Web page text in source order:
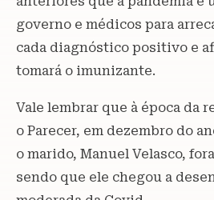
governo e médicos para
cada diagnóstico positivo e
tomará o imunizante.
Vale lembrar que à época da
o Parecer, em dezembro do
o marido, Manuel Velasco,
sendo que ele chegou a